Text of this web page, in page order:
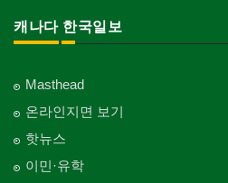
캐나다 한국일보
Masthead
온라인지면 보기
핫뉴스
이민·유학